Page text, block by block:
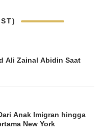
Ali Zainal Abidin Saat
Anak Imigran hingga
New York